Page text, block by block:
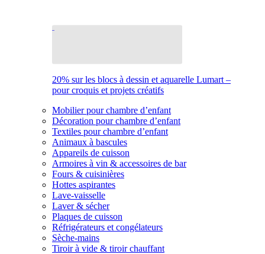
20% sur les blocs à dessin et aquarelle Lumart –
pour croquis et projets créatifs
Mobilier pour chambre d’enfant
Décoration pour chambre d’enfant
Textiles pour chambre d’enfant
Animaux à bascules
Appareils de cuisson
Armoires à vin & accessoires de bar
Fours & cuisinières
Hottes aspirantes
Lave-vaisselle
Laver & sécher
Plaques de cuisson
Réfrigérateurs et congélateurs
Sèche-mains
Tiroir à vide & tiroir chauffant